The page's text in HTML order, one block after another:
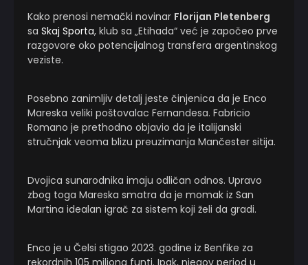
Kako prenosi nemački novinar Florijan Pletenberg
sa Skaj Sporta, klub sa „Etihada“ već je započeo prve
razgovore oko potencijalnog transfera argentinskog
veziste.
Posebno zanimljiv detalj jeste činjenica da je Enco
Mareska veliki poštovalac Fernandesa. Fabricio
Romano je prethodno objavio da je italijanski
stručnjak veoma blizu preuzimanja Mančester sitija.
Dvojica sunarodnika imaju odličan odnos. Upravo
zbog toga Mareska smatra da je momak iz San
Martina idealan igrač za sistem koji želi da gradi.
Enco je u Čelsi stigao 2023. godine iz Benfike za
rekordnih 105 miliona funti. Ipak, njegov period u